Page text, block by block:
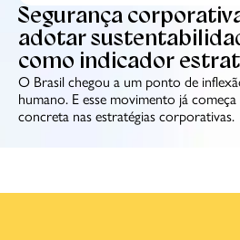
Segurança
adotar
como indicador
O Brasil chegou a um ponto de
humano. E esse movimento já
concreta nas estratégias corporativas.